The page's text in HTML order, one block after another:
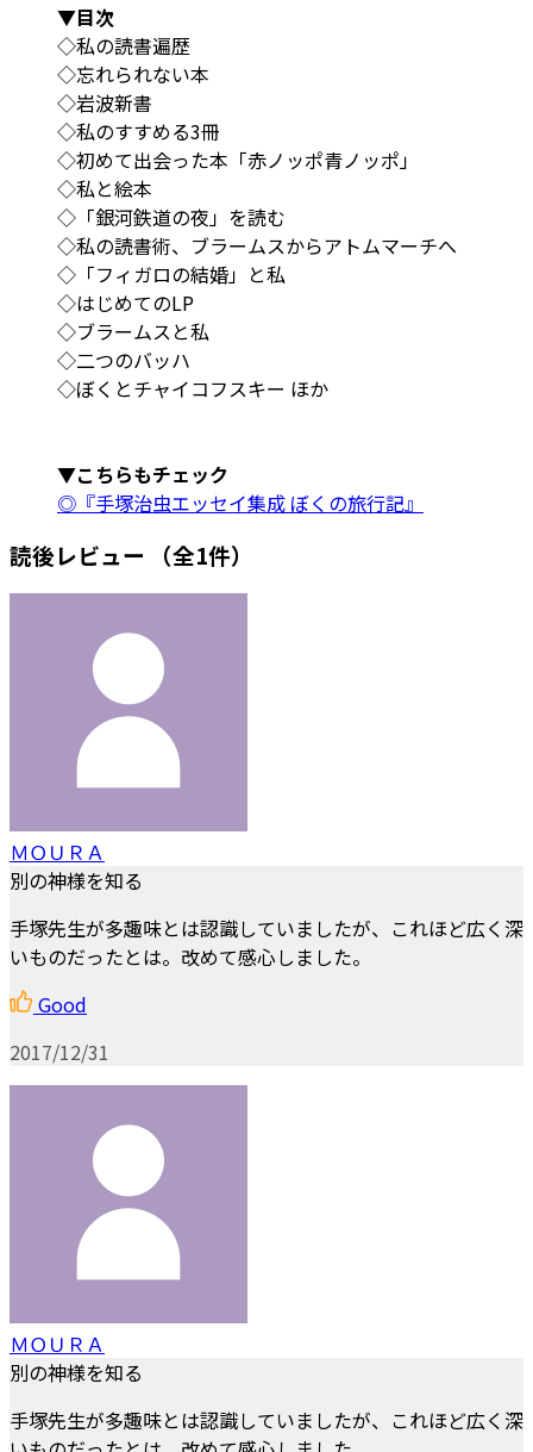
▼目次
◇私の読書遍歴
◇忘れられない本
◇岩波新書
◇私のすすめる3冊
◇初めて出会った本「赤ノッポ青ノッポ」
◇私と絵本
◇「銀河鉄道の夜」を読む
◇私の読書術、ブラームスからアトムマーチへ
◇「フィガロの結婚」と私
◇はじめてのLP
◇ブラームスと私
◇二つのバッハ
◇ぼくとチャイコフスキー ほか
▼こちらもチェック
◎『手塚治虫エッセイ集成 ぼくの旅行記』
読後レビュー （全1件）
ＭＯＵＲＡ
別の神様を知る
手塚先生が多趣味とは認識していましたが、これほど広く深
いものだったとは。改めて感心しました。
Good
2017/12/31
ＭＯＵＲＡ
別の神様を知る
手塚先生が多趣味とは認識していましたが、これほど広く深